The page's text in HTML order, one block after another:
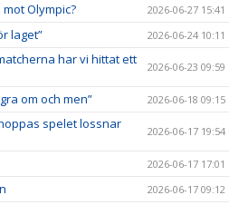
Olympic? 2026-06-27 15:41
laget” 2026-06-24 10:11
har vi hittat ett
2026-06-23 09:59
om och men” 2026-06-18 09:15
spelet lossnar
2026-06-17 19:54
2026-06-17 17:01
2026-06-17 09:12